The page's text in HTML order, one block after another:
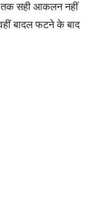
तक सही आकलन नहीं
बादल फटने के बाद